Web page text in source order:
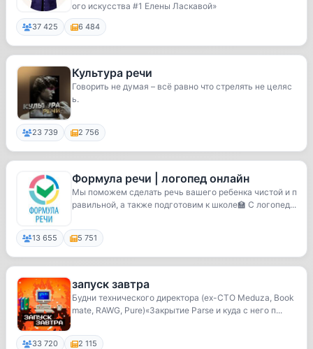
ого искусства #1 Елены Ласкавой»
37 425 6 484
Культура речи
Говорить не думая – всё равно что стрелять не целяс
ь.
23 739 2 756
Формула речи | логопед онлайн
Мы поможем сделать речь вашего ребенка чистой и п
равильной, а также подготовим к школе🏫 С логопед...
13 655 5 751
запуск завтра
Будни технического директора (ex-CTO Meduza, Book
mate, RAWG, Pure)«Закрытие Parse и куда с него п...
33 720 2 115